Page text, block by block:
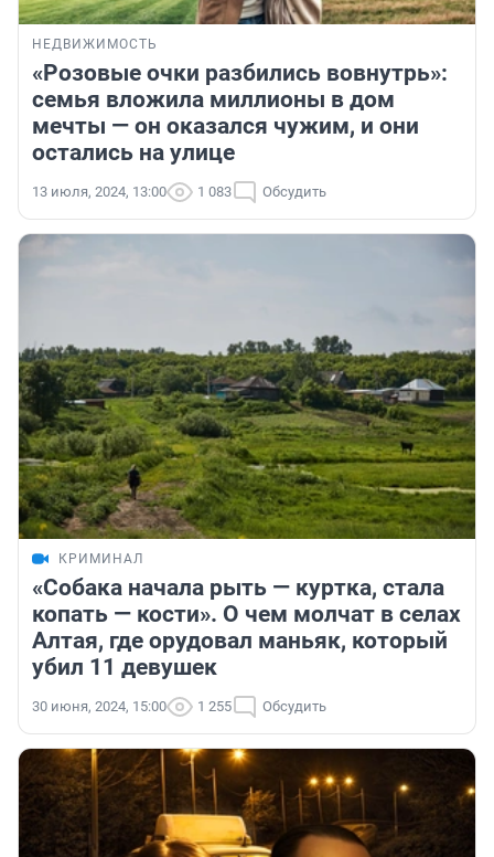
НЕДВИЖИМОСТЬ
«Розовые очки разбились вовнутрь»:
семья вложила миллионы в дом
мечты — он оказался чужим, и они
остались на улице
13 июля, 2024, 13:00 1 083 Обсудить
КРИМИНАЛ
«Собака начала рыть — куртка, стала
копать — кости». О чем молчат в селах
Алтая, где орудовал маньяк, который
убил 11 девушек
30 июня, 2024, 15:00 1 255 Обсудить